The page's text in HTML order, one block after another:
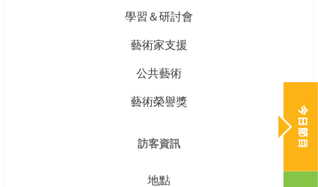
學習＆研討會
藝術家支援
公共藝術
藝術榮譽獎
訪客資訊
地點